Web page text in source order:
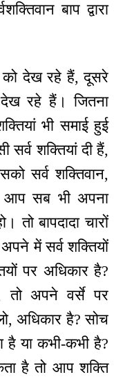
बाप द्वारा
को देख रहे हैं, दूसरे
रहे हैं। जितना
भी समाई हुई
सर्व शक्तियां दी हैं,
सर्व शक्तिवान,
आप सब भी अपना
तो बापदादा चारों
में सर्व शक्तियों
पर अधिकार है?
तो अपने वर्से पर
अधिकार है? सोच
है या कभी-कभी है?
है तो आप शक्ति